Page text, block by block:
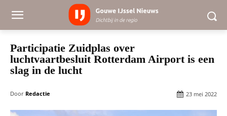
Participatie Zuidplas over
luchtvaartbesluit Rotterdam Airport is een
slag in de lucht
Door Redactie 23 mei 2022